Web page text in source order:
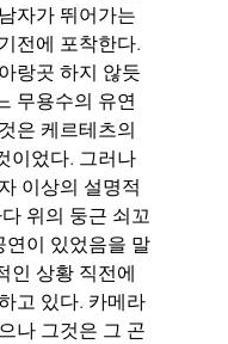
자가 뛰어가는
전에 포착한다.
랑곳 하지 않듯
무용수의 유연
은 케르테츠의
이었다. 그러나
이상의 설명적
위의 둥근 쇠꼬
연이 있었음을 말
인 상황 직전에
고 있다. 카메라
나 그것은 그 곤